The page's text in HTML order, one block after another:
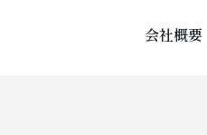
会社概要